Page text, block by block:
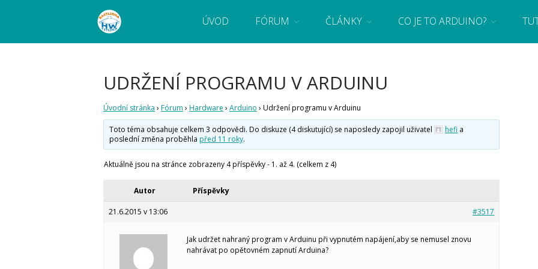
Bastlírna HWKITCHEN
Webový magazín o bastlení a tvoření. Naučte se základy programování a elektroniky zábavnou formou! Arduino a microbit
ÚVOD FÓRUM ČLÁNKY CO JE TO ARDUINO?
UDRŽENÍ PROGRAMU V ARDUINU
Úvodní stránka › Fórum › Hardware › Arduino › Udržení programu v Arduinu
Toto téma obsahuje celkem 3 odpovědi. Do diskuze (4 diskutující) se naposledy zapojil uživatel hefi a
poslední změna proběhla před 11 roky.
Aktuálně jsou na stránce zobrazeny 4 příspěvky - 1. až 4. (celkem z 4)
Autor Příspěvky
21.6.2015 v 13:06 #3517
Jak udržet nahraný program v Arduinu při vypnutém napájení,aby se nemusel znovu
nahrávat po opětovném zapnutí Arduina?